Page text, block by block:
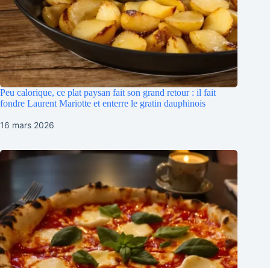
Peu calorique, ce plat paysan fait son grand retour : il fait
fondre Laurent Mariotte et enterre le gratin dauphinois
16 mars 2026